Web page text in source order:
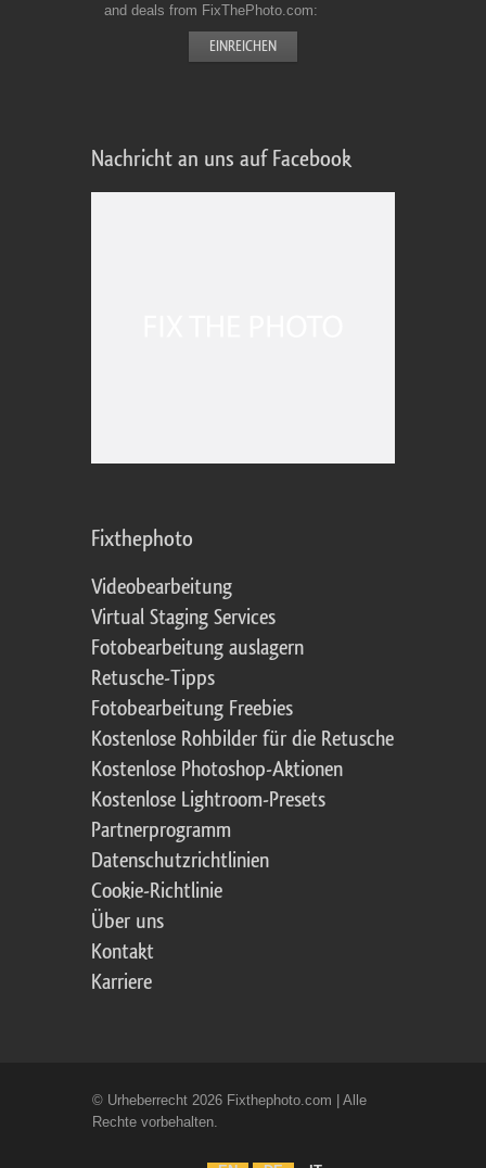
and deals from FixThePhoto.com
Nachricht an uns auf Facebook
Fixthephoto
Videobearbeitung
Virtual Staging Services
Fotobearbeitung auslagern
Retusche-Tipps
Fotobearbeitung Freebies
Kostenlose Rohbilder für die Retusche
Kostenlose Photoshop-Aktionen
Kostenlose Lightroom-Presets
Partnerprogramm
Datenschutzrichtlinien
Cookie-Richtlinie
Über uns
Kontakt
Karriere
© Urheberrecht 2026 Fixthephoto.com | Alle
Rechte vorbehalten.